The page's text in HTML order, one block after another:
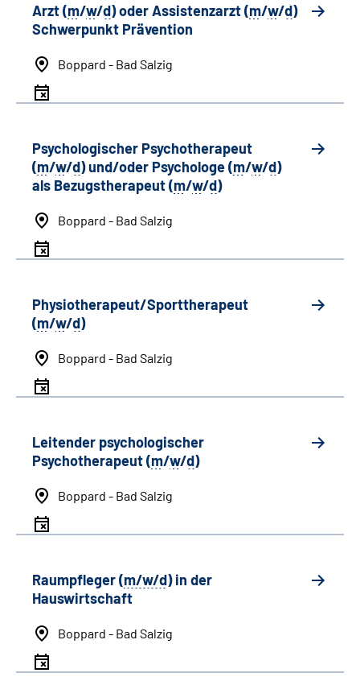
Arzt (m/w/d) oder Assistenzarzt (m/w/d)
Schwerpunkt Prävention
Boppard - Bad Salzig
Psychologischer Psychotherapeut
(m/w/d) und/oder Psychologe (m/w/d)
als Bezugstherapeut (m/w/d)
Boppard - Bad Salzig
Physiotherapeut/Sporttherapeut
(m/w/d)
Boppard - Bad Salzig
Leitender psychologischer
Psychotherapeut (m/w/d)
Boppard - Bad Salzig
Raumpfleger (m/w/d) in der
Hauswirtschaft
Boppard - Bad Salzig